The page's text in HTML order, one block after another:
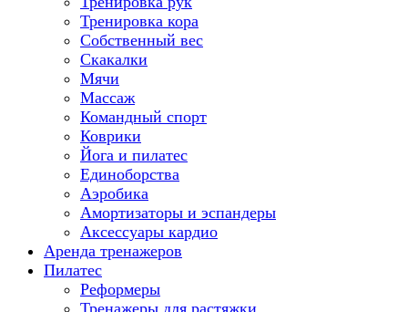
Тренировка кора
Собственный вес
Скакалки
Мячи
Массаж
Командный спорт
Коврики
Йога и пилатес
Единоборства
Аэробика
Амортизаторы и эспандеры
Аксессуары кардио
Аренда тренажеров
Пилатес
Реформеры
Тренажеры для растяжки